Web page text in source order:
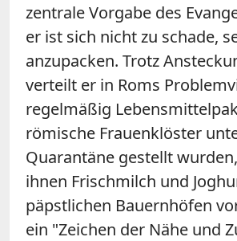
zentrale Vorgabe des
er ist sich nicht zu schade,
anzupacken. Trotz
verteilt er in Roms
regelmäßig
römische Frauenklöster
Quarantäne gestellt
ihnen Frischmilch und
päpstlichen Bauernhöfen
ein "Zeichen der Nähe und